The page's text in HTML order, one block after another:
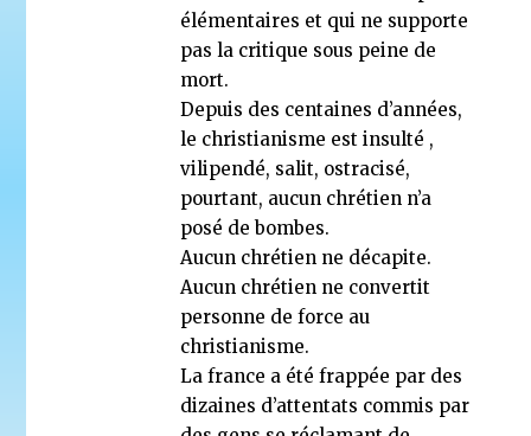
élémentaires et qui ne supporte
pas la critique sous peine de
mort.
Depuis des centaines d’années,
le christianisme est insulté ,
vilipendé, salit, ostracisé,
pourtant, aucun chrétien n’a
posé de bombes.
Aucun chrétien ne décapite.
Aucun chrétien ne convertit
personne de force au
christianisme.
La france a été frappée par des
dizaines d’attentats commis par